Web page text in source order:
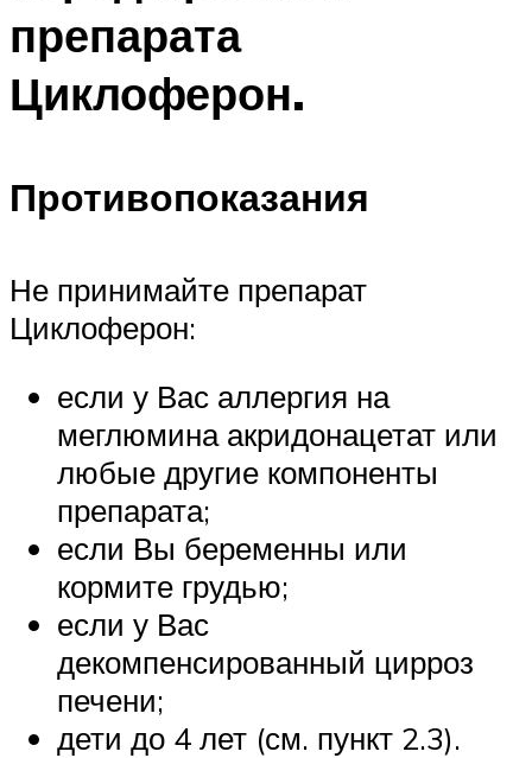
препарата
Циклоферон.
Противопоказания
Не принимайте препарат
Циклоферон:
если у Вас аллергия на
меглюмина акридонацетат или
любые другие компоненты
препарата;
если Вы беременны или
кормите грудью;
если у Вас
декомпенсированный цирроз
печени;
дети до 4 лет (см. пункт 2.3).